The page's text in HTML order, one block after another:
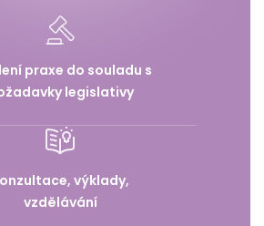
praxe do souladu s
legislativy
výklady,
vzdělávání